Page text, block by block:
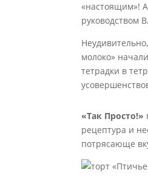
«настоящим»!
руководством
молоко»
тетрадки в
«Так Просто!»
рецептура и
потрясающе